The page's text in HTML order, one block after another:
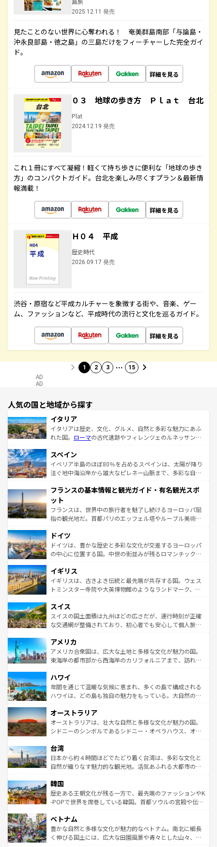
2025.12.11 発売
見たことのない世界に心奪われる！ 奄美群島南部「与論島・
沖永良部島・徳之島」の三島だけをフィーチャーした完全ガイ
ド。
詳細を見る
０３ 地球の歩き方 Ｐｌａｔ 台北
Plat
2024.12.19 発売
これ１冊にすべて凝縮！軽くて持ち歩きに便利な「地球の歩き
方」のコンパクトガイド。台北を楽しみ尽くすプラン＆最新情
報満載！
詳細を見る
Ｈ０４ 平成
歴史時代
2026.09.17 発売
渋谷・原宿など平成カルチャーを象徴する街や、音楽、ゲー
ム、ファッションなど、平成時代の流行と文化を巡るガイド。
詳細を見る
1 2 3 … 15
AD
AD
人気の国と地域から探す
イタリア
イタリアは歴史、文化、グルメ、自然と多彩な魅力にあふ
れた国。 ローマの古代遺跡やフィレンツェのルネッサンス
ろん、トスカーナの美しい田園風景やアマルフィ海岸の絶
景など、自然景観も見逃せない。観光の合間には、本場の
ピザやパスタなど、絶品のイタリア料理を堪能することも
ませてくれるイタリアで、忘れられない旅をしてみよう！
なお、新着のイタリア情報は
しい。
スペイン
イベリア半島のほぼ80％を占めるスペインは、太陽が降り
注ぐ地中海沿岸から雄大なピレネー山脈まで、多彩な自然
文化が根付くこの国では、情熱的なフラメンコ、熱気あふ
れる闘牛、そして美味しいタパスが生活の一部となってい
る。首都マドリードの洗練された雰囲気や、バルセロナの
アートに溢れた街角から、地方では古代ローマ遺跡や中世
せる。地方によって風土や気候が異なるスペインはその個
性で訪れる人を魅了する。 なお、新着のスペイン情報は コ
ンテンツ一覧を参照してほしい。
フランスの基本情報と観光ガイド・有名観光スポ
ット
フランスは、世界中の旅行者を魅了し続けるヨーロッパ屈
指の観光地だ。首都パリのエッフェル塔やルーブル美術館
で、幅広い魅力が詰まっている。華麗な宮殿、歴史的な大
聖堂、美しいビーチ、そして豊かな自然が、訪れる者を心
から魅了する。また、フランスは美食の国としても知ら
いる。シャンパンの発祥地であるランス、プロヴァンスの
香り高いラベンダー畑など、多彩な楽しみ方が可能だ。さ
らに、パリ以外の地域にも魅力が溢れており、どの街角に
れる地方に足を運ぶとそれぞれで全く異なる文化を体験で
きるだろう。 なお、新着のフランス情報はコンテンツ一覧
を参照してほしい。
ドイツ
ドイツは、豊かな歴史と多彩な文化が交差するヨーロッパ
の中心に位置する国。中世の街並みが残るロマンチック街
顔を持つこの国は、どこを歩いても飽きることがない。ベ
ルリンの文化的活気、バイエルン州のアルプスの絶景、そ
してライン川沿いのワイン畑といった風景は必見。ビール
は、お酒好きな人にはぜひ体験してほしい。 なお、新着の
ドイツ情報はコンテンツ一覧を参照してほしい。
イギリス
イギリスは、古きよき伝統と最先端が共存する国。ウェス
トミンスター寺院や大英博物館のようなランドマーク、歴
リアごとに異なる魅力がある。また、優雅なアフタヌーン
ティー、ビール好きにはたまらない英国パブ、サッカー観
戦など、本場だからこそできる体験も豊富。イギリスを旅
ンツ一覧を参照してほしい。
スイス
スイスの国土面積は九州ほどの広さだが、運行時刻が正確
な交通網が整備されており、初心者でも安心して個人旅行
の建物がそのまま残る町や、スイスならではのユニークな
博物館もあり、アルプス観光だけでなく町歩きも満喫する
ことができる。国民の所得が高いため物価も高いが、旅行
ば市内交通費無料で観光を楽しむこともできる。 なお、新
着のスイス情報はコンテンツ一覧 を参照してほしい。
アメリカ
アメリカ合衆国は、広大な土地と多様な文化が魅力の国。
東海岸の都市部から西海岸のカリフォルニアまで、訪れる
のような巨大都市は、観光、ショッピング、エンターテイ
ンメントが詰まった刺激的なスポットだ。一方、アメリカ
西部には大自然が広がり、グランドキャニオンやイエロー
部のニューオーリンズでは、音楽と美食が融合した独特の
文化が魅力。旅行者はアメリカの各地域で異なる魅力を楽
しみながら、その多様性と豊かな歴史を感じることができ
ならではの贅沢な旅のスタイルだ。 なお、新着のアメリカ
情報はコンテンツ一覧を参照してほしい。
ハワイ
年間を通じて温暖な気候に恵まれ、多くの島で構成される
ハワイは、どの島も独自の魅力をもっている。大自然の神
ワイ島は見逃せない。また、定番の観光地といえばオアフ
島だが、静かな自然を求めるならマウイ島やカウアイ島が
おすすめ。エメラルドグリーンに輝く海をはじめ、豊かな
れるおもてなしの心で訪れる人々を迎えてくれるハワイの
人々、おいしいローカルフードやハワイアンミュージッ
ク、伝統的なフラダンスなど、すべてがハワイの魅力を彩
ワイを、存分に味わってほしい。 なお、新着のハワイ情報
はコンテンツ一覧を参照してほしい。
オーストラリア
オーストラリアは、壮大な自然と多様な文化が魅力の国。
シドニーのシンボルであるシドニー・オペラハウス、オー
リアリーフや大陸中央部にそびえるウルル（エアーズロッ
ク）、タスマニアの美しい原生林やケアンズの熱帯雨林な
ど、見どころがたくさん。また、カフェやワイン、オージ
いる。アクティビティも充実しており、サーフィンやダイ
ビング、ハイキングなど、アウトドア好きにはたまらな
い。オーストラリアの多彩な魅力を存分に味わいつくそ
参照してほしい。
台湾
日本から約４時間ほどでたどり着く台湾は、多彩な文化と
自然が織りなす魅力的な観光地。活気あふれる大都市の台
ン）、静ひつな山岳地帯である台湾東部など、都市の喧騒
と山間の静けさが共存しており、訪れる人に新しい発見と
驚きをもたらしてくれる。また、奥深い台湾の食文化も魅
容にもいいと評判のスイーツなど、バラエティ豊かな料理
が味わえる。 なお、新着の台湾情報は コンテンツ一覧を参
照してほしい。
韓国
歴史ある王朝文化が残る一方で、最先端のファッションやK
-POPで世界を席巻している韓国。首都ソウルの宮殿や伝統
き、地方に足を延ばせば四季折々の自然美を楽しむことが
できる。そして、キムチや焼肉、絶品のストリートフード
まで、さまざまな韓国料理が待っている。夜には、韓国な
ベトナム
豊かな自然と多様な文化が魅力的なベトナム。南北に細長
く伸びる国土には、広大な田園風景や青々とした山々、世